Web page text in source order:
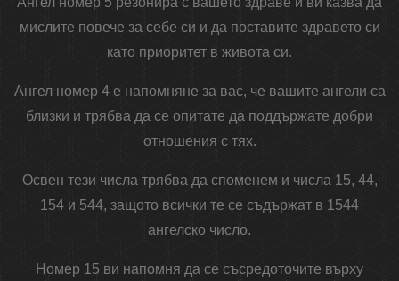
мислите повече за себе си и да поставите здравето си
като приоритет в живота си.
Ангел номер 4 е напомняне за вас, че вашите ангели са
близки и трябва да се опитате да поддържате добри
отношения с тях.
Освен тези числа трябва да споменем и числа 15, 44,
154 и 544, защото всички те се съдържат в 1544
ангелско число.
Номер 15 ви напомня да се съсредоточите върху